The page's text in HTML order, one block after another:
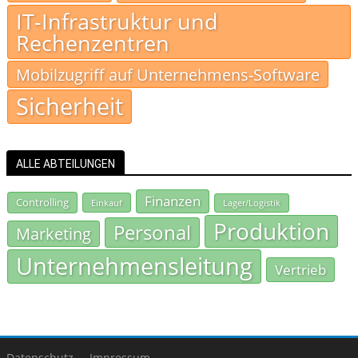
IT-Infrastruktur und
Rechenzentren
Mobilzugriff auf Unternehmens-Software
Sicherheit
ALLE ABTEILUNGEN
Controlling Einkauf Finanzen Lager/Logistik
Marketing Personal Produktion
Unternehmensleitung Vertrieb